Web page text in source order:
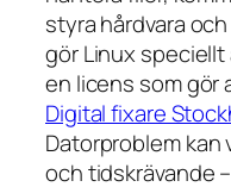
styra hårdvara
gör Linux
en licens som gör
Digital fixare
Datorproblem kan
och tidskrävande